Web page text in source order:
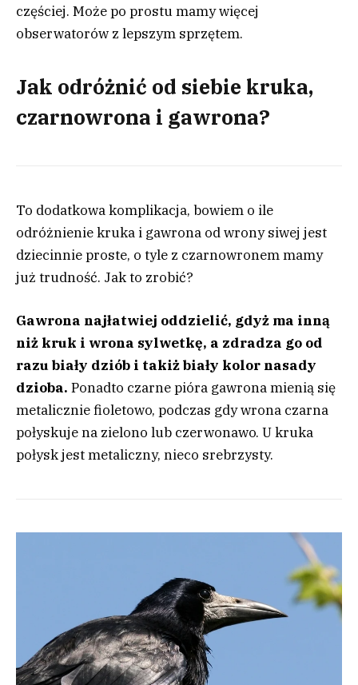
częściej. Może po prostu mamy więcej
obserwatorów z lepszym sprzętem.
Jak odróżnić od siebie kruka,
czarnowrona i gawrona?
To dodatkowa komplikacja, bowiem o ile
odróżnienie kruka i gawrona od wrony siwej jest
dziecinnie proste, o tyle z czarnowronem mamy
już trudność. Jak to zrobić?
Gawrona najłatwiej oddzielić, gdyż ma inną
niż kruk i wrona sylwetkę, a zdradza go od
razu biały dziób i takiż biały kolor nasady
dzioba. Ponadto czarne pióra gawrona mienią się
metalicznie fioletowo, podczas gdy wrona czarna
połyskuje na zielono lub czerwonawo. U kruka
połysk jest metaliczny, nieco srebrzysty.